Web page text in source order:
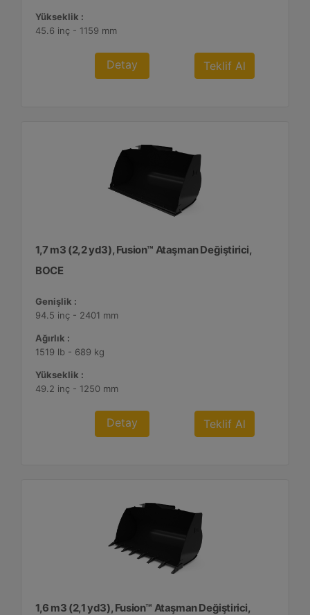
Yükseklik :
45.6 inç - 1159 mm
Detay Teklif Al
1,7 m3 (2,2 yd3), Fusion™ Ataşman Değiştirici,
BOCE
Genişlik :
94.5 inç - 2401 mm
Ağırlık :
1519 lb - 689 kg
Yükseklik :
49.2 inç - 1250 mm
Detay Teklif Al
1,6 m3 (2,1 yd3), Fusion™ Ataşman Değiştirici,